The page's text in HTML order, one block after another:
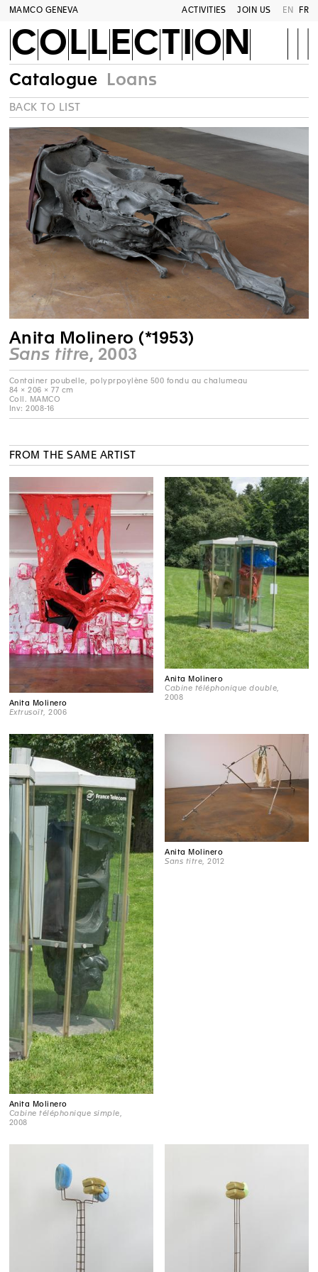
MAMCO GENEVA ACTIVITIES JOIN US EN FR
COLLECTION
Catalogue Loans
BACK TO LIST
Anita Molinero (*1953)
Sans titre, 2003
Container poubelle, polyprpoylène 500 fondu au chalumeau
84 × 206 × 77 cm
Coll. MAMCO
Inv: 2008-16
FROM THE SAME ARTIST
Anita Molinero
Extrusoït , 2006
Anita Molinero
Cabine téléphonique double,
2008
Anita Molinero
Cabine téléphonique simple
2008
Anita Molinero
Sans titre , 2012